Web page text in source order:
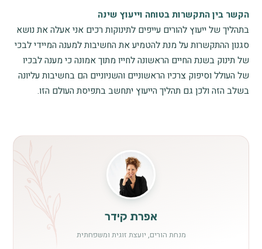
הקשר בין התקשרות בטוחה וייעוץ שינה
בתהליך של ייעוץ להורים עייפים לתינוקות רכים אני אעלה את נושא
סגנון ההתקשרות על מנת להטמיע את החשיבות למענה המיידי לבכי
של תינוק בשנת החיים הראשונה לחייו מתוך אמונה כי מענה לבכיו
של העולל וסיפוק צרכיו הראשוניים והשניוניים הם בחשיבות עליונה
בשלב הזה ולכן גם תהליך הייעוץ יתחשב בתפיסת העולם הזו.
אפרת קידר
מנחת הורים, יועצת זוגית ומשפחתית